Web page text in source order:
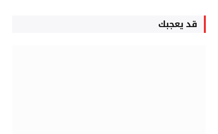
قد يعجبك